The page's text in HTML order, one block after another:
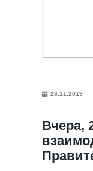
28.11.2019
Вчера,